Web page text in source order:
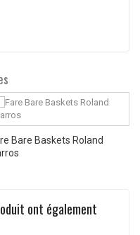
Bare Baskets Roland
ont également